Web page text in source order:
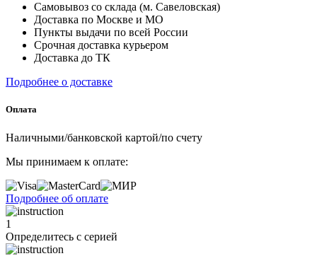
Самовывоз со склада (м. Савеловская)
Доставка по Москве и МО
Пункты выдачи по всей России
Срочная доставка курьером
Доставка до ТК
Подробнее о доставке
Оплата
Наличными/банковской картой/по счету
Мы принимаем к оплате:
Подробнее об оплате
1
Определитесь с серией